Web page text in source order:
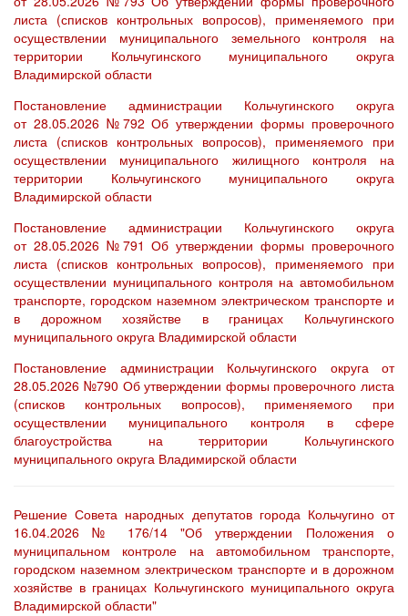
листа (списков контрольных вопросов), применяемого при
осуществлении муниципального земельного контроля на
территории Кольчугинского муниципального округа
Владимирской области
Постановление администрации Кольчугинского округа
от 28.05.2026 №792 Об утверждении формы проверочного
листа (списков контрольных вопросов), применяемого при
осуществлении муниципального жилищного контроля на
территории Кольчугинского муниципального округа
Владимирской области
Постановление администрации Кольчугинского округа
от 28.05.2026 №791 Об утверждении формы проверочного
листа (списков контрольных вопросов), применяемого при
осуществлении муниципального контроля на автомобильном
транспорте, городском наземном электрическом транспорте и
в дорожном хозяйстве в границах Кольчугинского
муниципального округа Владимирской области
Постановление администрации Кольчугинского округа от
28.05.2026 №790 Об утверждении формы проверочного листа
(списков контрольных вопросов), применяемого при
осуществлении муниципального контроля в сфере
благоустройства на территории Кольчугинского
муниципального округа Владимирской области
Решение Совета народных депутатов города Кольчугино от
16.04.2026 № 176/14 "Об утверждении Положения о
муниципальном контроле на автомобильном транспорте,
городском наземном электрическом транспорте и в дорожном
хозяйстве в границах Кольчугинского муниципального округа
Владимирской области"